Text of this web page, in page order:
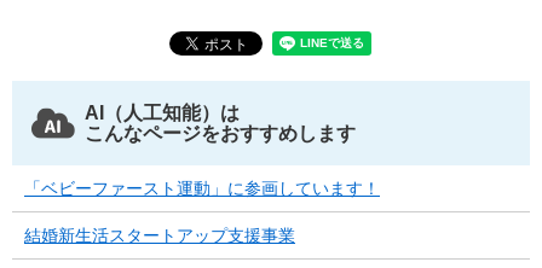
AI（人工知能）は
こんなページをおすすめします
「ベビーファースト運動」に参画しています！
結婚新生活スタートアップ支援事業